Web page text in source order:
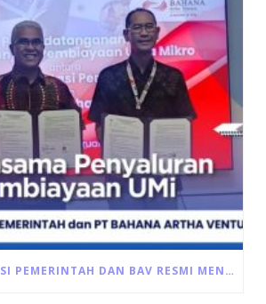
PUSAT INVESTASI PEMERINTAH DAN BAV RESMI MENANDATANGANI AKAD PEMBIAYAAN ULTRA MIKRO